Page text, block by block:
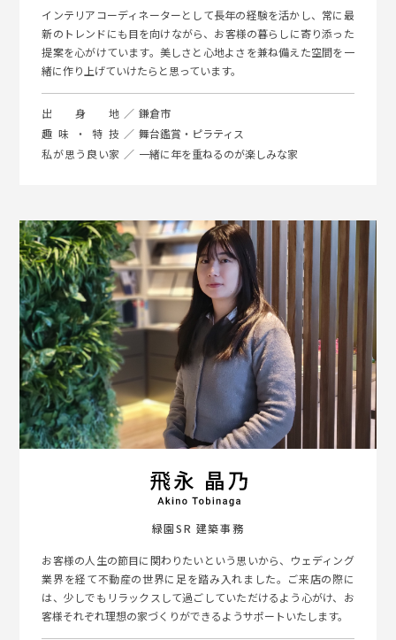
インテリアコーディネーターとして長年の経験を活かし、常に最
新のトレンドにも目を向けながら、お客様の暮らしに寄り添った
提案を心がけています。美しさと心地よさを兼ね備えた空間を一
緒に作り上げていけたらと思っています。
出身地
鎌倉市
趣味・特技
舞台鑑賞・ピラティス
私が思う良い家
一緒に年を重ねるのが楽しみな家
緑園SR 建築事務
お客様の人生の節目に関わりたいという思いから、ウェディング
業界を経て不動産の世界に足を踏み入れました。ご来店の際に
は、少しでもリラックスして過ごしていただけるよう心がけ、お
客様それぞれ理想の家づくりができるようサポートいたします。